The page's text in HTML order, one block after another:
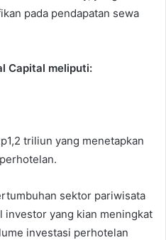
pada pendapatan sewa
Capital meliputi:
triliun yang menetapkan
sektor pariwisata
investor yang kian meningkat
investasi perhotelan